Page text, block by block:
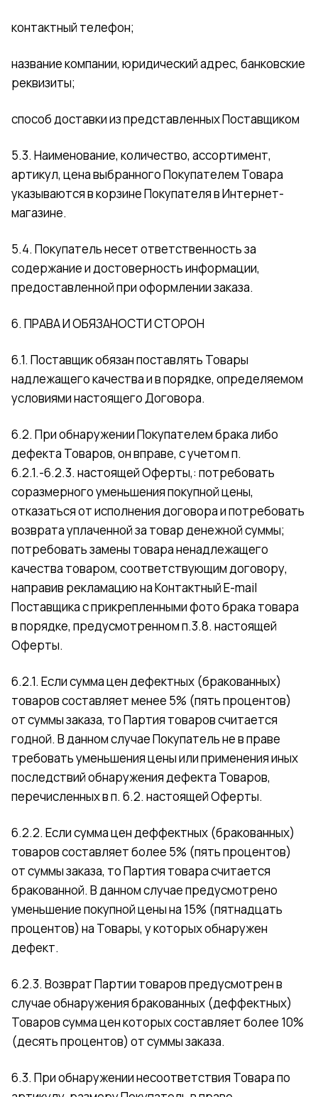
контактный телефон;
название компании, юридический адрес, банковские
реквизиты;
способ доставки из представленных Поставщиком
5.3. Наименование, количество, ассортимент,
артикул, цена выбранного Покупателем Товара
указываются в корзине Покупателя в Интернет-
магазине.
5.4. Покупатель несет ответственность за
содержание и достоверность информации,
предоставленной при оформлении заказа.
6. ПРАВА И ОБЯЗАНОСТИ СТОРОН
6.1. Поставщик обязан поставлять Товары
надлежащего качества и в порядке, определяемом
условиями настоящего Договора.
6.2. При обнаружении Покупателем брака либо
дефекта Товаров, он вправе, с учетом п.
6.2.1.-6.2.3. настоящей Оферты,: потребовать
соразмерного уменьшения покупной цены,
отказаться от исполнения договора и потребовать
возврата уплаченной за товар денежной суммы;
потребовать замены товара ненадлежащего
качества товаром, соответствующим договору,
направив рекламацию на Контактный E-mail
Поставщика с прикрепленными фото брака товара
в порядке, предусмотренном п.3.8. настоящей
Оферты.
6.2.1. Если сумма цен дефектных (бракованных)
товаров составляет менее 5% (пять процентов)
от суммы заказа, то Партия товаров считается
годной. В данном случае Покупатель не в праве
требовать уменьшения цены или применения иных
последствий обнаружения дефекта Товаров,
перечисленных в п. 6.2. настоящей Оферты.
6.2.2. Если сумма цен деффектных (бракованных)
товаров составляет более 5% (пять процентов)
от суммы заказа, то Партия товара считается
бракованной. В данном случае предусмотрено
уменьшение покупной цены на 15% (пятнадцать
процентов) на Товары, у которых обнаружен
дефект.
6.2.3. Возврат Партии товаров предусмотрен в
случае обнаружения бракованных (деффектных)
Товаров сумма цен которых составляет более 10%
(десять процентов) от суммы заказа.
6.3. При обнаружении несоответствия Товара по